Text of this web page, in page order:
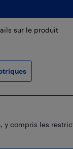
sur le produit
compris les